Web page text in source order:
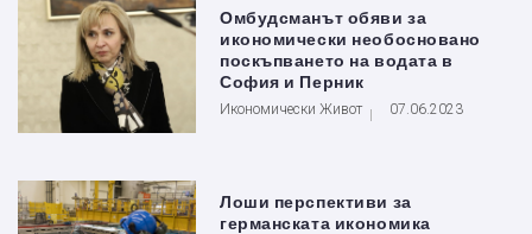
Омбудсманът обяви за
икономически необосновано
поскъпването на водата в
София и Перник
Икономически Живот 07.06.2023
Лоши перспективи за
германската икономика